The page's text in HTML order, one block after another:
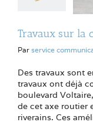
Travaux sur la
Par service
Des travaux sont
travaux ont déjà
boulevard
de cet axe routier
riverains. Ces